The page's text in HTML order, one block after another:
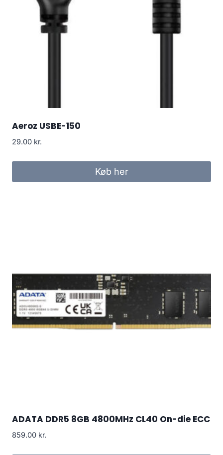
Aeroz USBE-150
29.00 kr.
Køb her
ADATA DDR5 8GB 4800MHz CL40 On-die ECC
859.00 kr.